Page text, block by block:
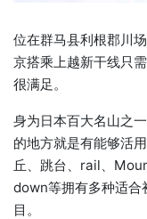
位在群马县利根郡川
京搭乘上越新干线只
很满足。
身为日本百大名山之
的地方就是有能够活
丘、跳台、rail、
down等拥有多种适合
目。